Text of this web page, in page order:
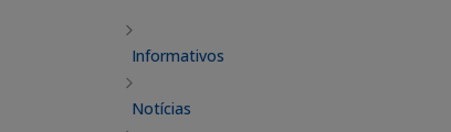
Informativos
Notícias